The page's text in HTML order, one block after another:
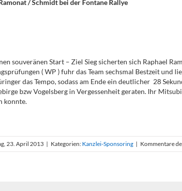
/ Schmidt bei der Fontane Rallye
souveränen Start – Ziel Sieg sicherten sich Raphael
( WP ) fuhr das Team sechsmal Bestzeit
das Tempo, sodass am Ende ein deutlicher 28
bzw Vogelsberg in Vergessenheit geraten. Ihr
konnte.
23. April 2013 | Kategorien: Kanzlei-Sponsoring | Kommentare